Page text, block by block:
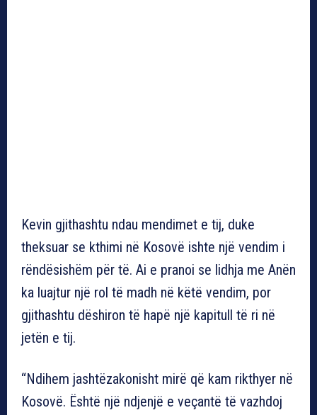
Kevin gjithashtu ndau mendimet e tij, duke
theksuar se kthimi në Kosovë ishte një vendim i
rëndësishëm për të. Ai e pranoi se lidhja me Anën
ka luajtur një rol të madh në këtë vendim, por
gjithashtu dëshiron të hapë një kapitull të ri në
jetën e tij.
“Ndihem jashtëzakonisht mirë që kam rikthyer në
Kosovë. Është një ndjenjë e veçantë të vazhdoj